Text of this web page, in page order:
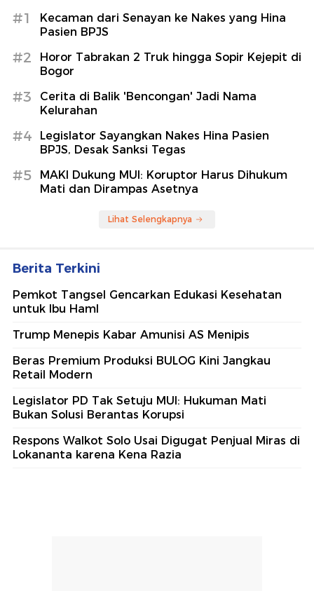
#1
Kecaman dari Senayan ke Nakes yang Hina
Pasien BPJS
#2
Horor Tabrakan 2 Truk hingga Sopir Kejepit di
Bogor
#3
Cerita di Balik 'Bencongan' Jadi Nama
Kelurahan
#4
Legislator Sayangkan Nakes Hina Pasien
BPJS, Desak Sanksi Tegas
#5
MAKI Dukung MUI: Koruptor Harus Dihukum
Mati dan Dirampas Asetnya
Lihat Selengkapnya
Berita Terkini
Pemkot Tangsel Gencarkan Edukasi Kesehatan
untuk Ibu Haml
Trump Menepis Kabar Amunisi AS Menipis
Beras Premium Produksi BULOG Kini Jangkau
Retail Modern
Legislator PD Tak Setuju MUI: Hukuman Mati
Bukan Solusi Berantas Korupsi
Respons Walkot Solo Usai Digugat Penjual Miras di
Lokananta karena Kena Razia